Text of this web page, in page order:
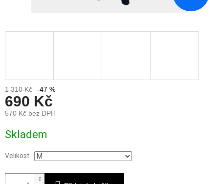
1 310 Kč –47 %
690 Kč
570 Kč bez DPH
cena:
Skladem
Velikost